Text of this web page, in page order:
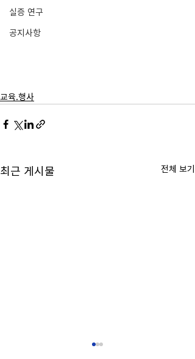
실증 연구
공지사항
교육.행사
최근 게시물 전체 보기